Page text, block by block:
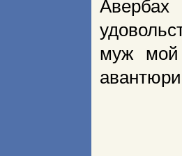
муж мой